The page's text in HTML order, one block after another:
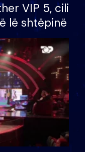
VIP 5, cili
lë shtëpinë